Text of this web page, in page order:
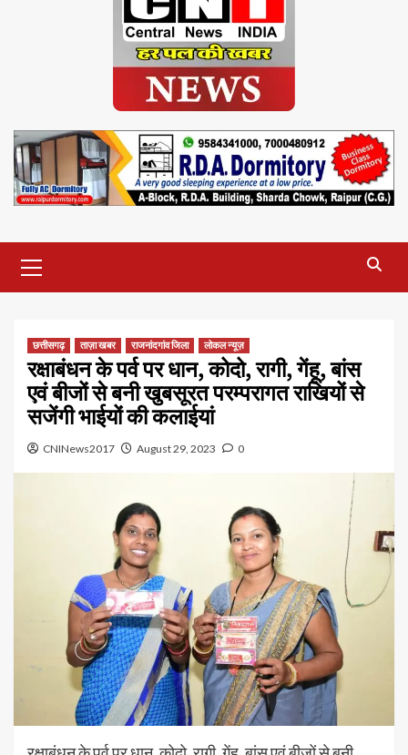
Menu
छत्तीसगढ़ ताज़ा खबर राजनांदगांव जिला लोकल न्यूज़
रक्षाबंधन के पर्व पर धान, कोदो, रागी, गेंहू, बांस
एवं बीजों से बनी खुबसूरत परम्परागत राखियों से
सजेंगी भाईयों की कलाईयां
CNINews2017 August 29, 2023 0